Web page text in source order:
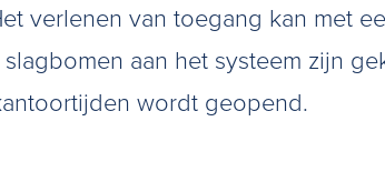
verlenen van toegang kan met
aan het systeem zijn
wordt geopend.